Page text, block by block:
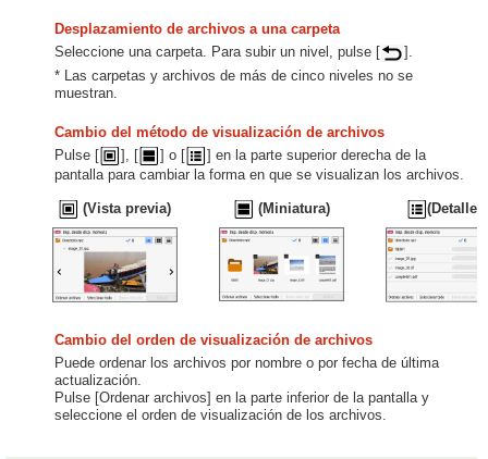
Desplazamiento de archivos a una carpeta
Seleccione una carpeta. Para subir un nivel, pulse [
].
* Las carpetas y archivos de más de cinco niveles no se
muestran.
Cambio del método de visualización de archivos
Pulse [
], [ ] o [
] en la parte superior derecha de la
pantalla para cambiar la forma en que se visualizan los archivos.
(Vista previa) (Miniatura) (Detalles)
Cambio del orden de visualización de archivos
Puede ordenar los archivos por nombre o por fecha de última
actualización.
Pulse [Ordenar archivos] en la parte inferior de la pantalla y
seleccione el orden de visualización de los archivos.